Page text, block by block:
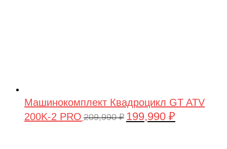
Машинокомплект Квадроцикл GT ATV
200K-2 PRO 209,990₽ Первоначальная
199,990 ₽